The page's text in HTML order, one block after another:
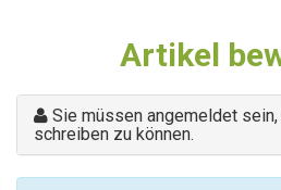
Artikel
Sie müssen angemeldet
schreiben zu können.